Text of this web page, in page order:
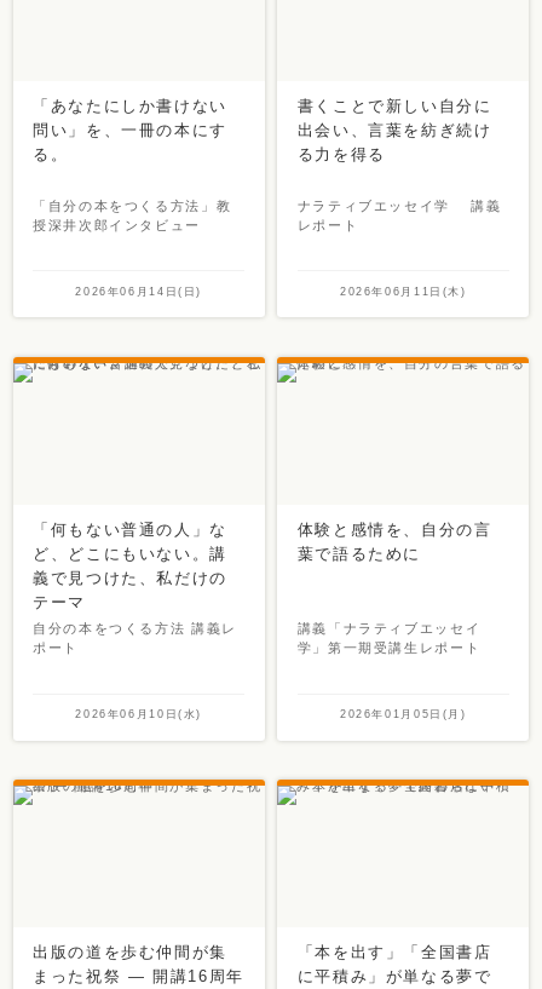
「あなたにしか書けない
問い」を、一冊の本にす
る。
「自分の本をつくる方法」教
授深井次郎インタビュー
2026年06月14日(日)
書くことで新しい自分に
出会い、言葉を紡ぎ続け
る力を得る
ナラティブエッセイ学 講義
レポート
2026年06月11日(木)
「何もない普通の人」な
ど、どこにもいない。講
義で見つけた、私だけの
テーマ
自分の本をつくる方法 講義レ
ポート
2026年06月10日(水)
体験と感情を、自分の言
葉で語るために
講義「ナラティブエッセイ
学」第一期受講生レポート
2026年01月05日(月)
出版の道を歩む仲間が集
まった祝祭 ― 開講16周年
「本を出す」「全国書店
に平積み」が単なる夢で